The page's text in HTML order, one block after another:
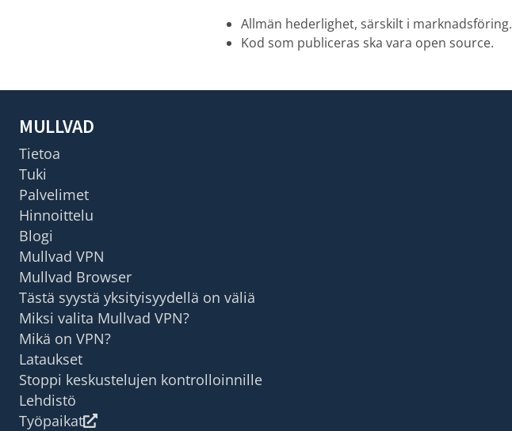
Allmän hederlighet, särskilt i marknadsföring.
Kod som publiceras ska vara open source.
MULLVAD
Tietoa
Tuki
Palvelimet
Hinnoittelu
Blogi
Mullvad VPN
Mullvad Browser
Tästä syystä yksityisyydellä on väliä
Miksi valita Mullvad VPN?
Mikä on VPN?
Lataukset
Stoppi keskustelujen kontrolloinnille
Lehdistö
Työpaikat